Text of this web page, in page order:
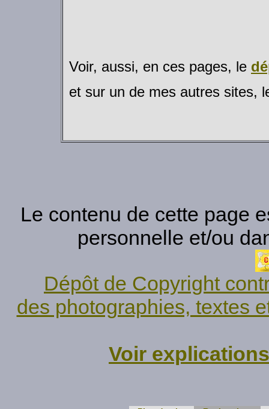
Voir, aussi, en ces pages, le
et sur un de mes autres sites,
Le contenu de cette page
personnelle et/ou
Dépôt de Copyright
des photographies, textes
Voir